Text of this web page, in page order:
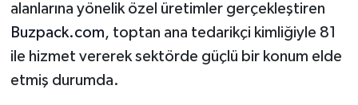
alanlarına yönelik özel üretimler gerçekleştiren
Buzpack.com, toptan ana tedarikçi kimliğiyle 81
ile hizmet vererek sektörde güçlü bir konum elde
etmiş durumda.